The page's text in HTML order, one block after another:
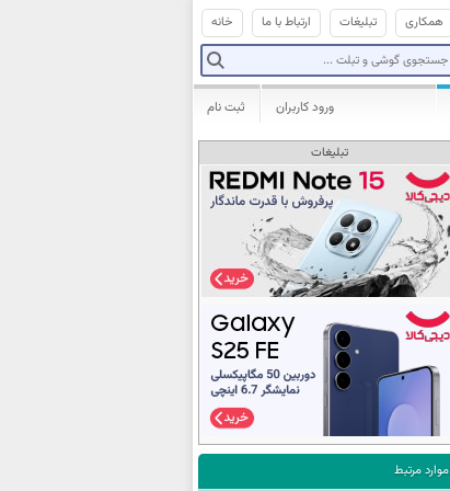
خانه ارتباط با ما تبلیغات همکاری
ثبت نام ورود کاربران
تبلیغات
موارد مرتبط